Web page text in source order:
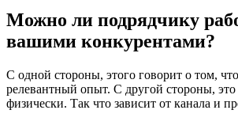
Можно ли подрядчику
вашими конкурентами?
С одной стороны, этого говорит о том,
релевантный опыт. С другой стороны,
физически. Так что зависит от канала и